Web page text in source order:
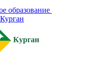
образование
Курган